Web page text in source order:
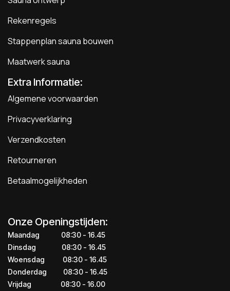
Rekenregels
Stappenplan sauna bouwen
Maatwerk sauna
Extra Informatie:
Algemene voorwaarden
Privacyverklaring
Verzendkosten
Retourneren
Betaalmogelijkheden
Onze Openingstijden:
Maandag
​​​08:30 - 16.45​
Dinsdag
​​​​08:30 - 16.45
Woensdag
​08:30 - 16.45
Donderdag
​​​​​08:30 - 16.45
Vrijdag
​​​​​08:30 - 16.00